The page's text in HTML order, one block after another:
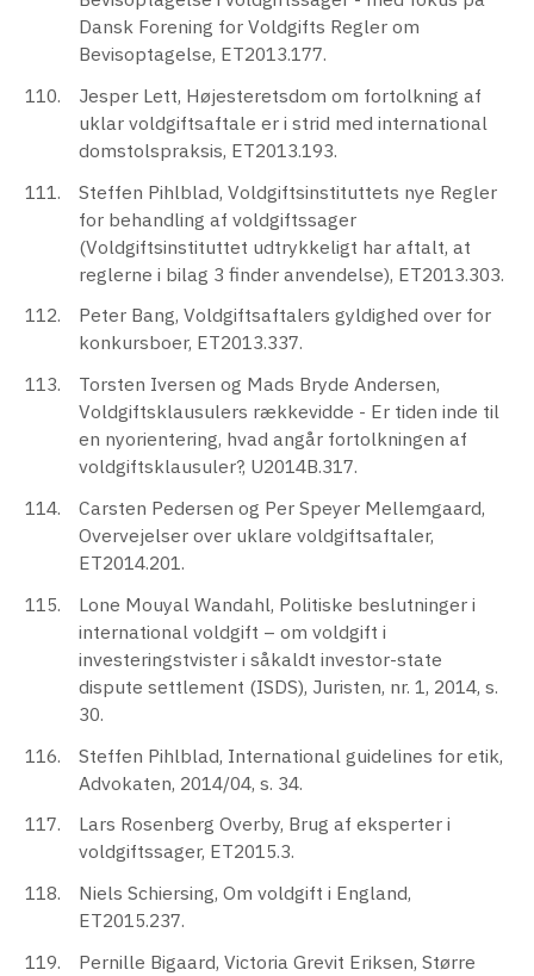
Dansk Forening for Voldgifts Regler om
Bevisoptagelse, ET2013.177.
Jesper Lett, Højesteretsdom om fortolkning af
uklar voldgiftsaftale er i strid med international
domstolspraksis, ET2013.193.
Steffen Pihlblad, Voldgiftsinstituttets nye Regler
for behandling af voldgiftssager
(Voldgiftsinstituttet udtrykkeligt har aftalt, at
reglerne i bilag 3 finder anvendelse), ET2013.303.
Peter Bang, Voldgiftsaftalers gyldighed over for
konkursboer, ET2013.337.
Torsten Iversen og Mads Bryde Andersen,
Voldgiftsklausulers rækkevidde - Er tiden inde til
en nyorientering, hvad angår fortolkningen af
voldgiftsklausuler?, U2014B.317.
Carsten Pedersen og Per Speyer Mellemgaard,
Overvejelser over uklare voldgiftsaftaler,
ET2014.201.
Lone Mouyal Wandahl, Politiske beslutninger i
international voldgift – om voldgift i
investeringstvister i såkaldt investor-state
dispute settlement (ISDS), Juristen, nr. 1, 2014, s.
30.
Steffen Pihlblad, International guidelines for etik,
Advokaten, 2014/04, s. 34.
Lars Rosenberg Overby, Brug af eksperter i
voldgiftssager, ET2015.3.
Niels Schiersing, Om voldgift i England,
ET2015.237.
Pernille Bigaard, Victoria Grevit Eriksen, Større